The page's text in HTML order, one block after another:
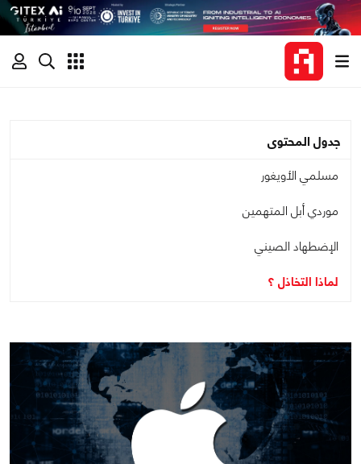
جدول المحتوى
مسلمي الأويغور
موردي أبل المتهمين
الإضطهاد الصيني
لماذا التخاذل ؟